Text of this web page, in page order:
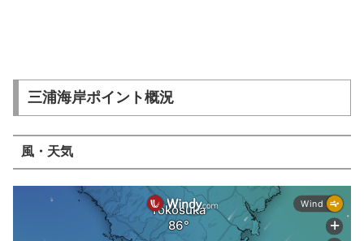
三浦海岸ポイント概況
風・天気